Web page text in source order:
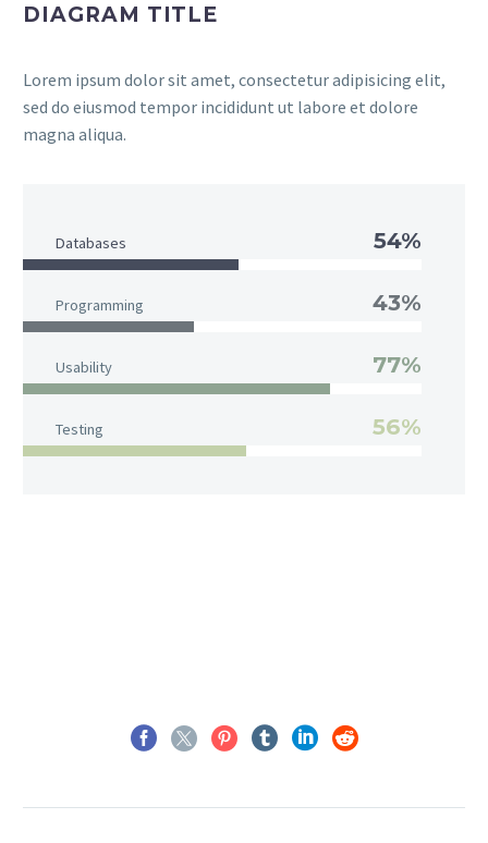
DIAGRAM TITLE
Lorem ipsum dolor sit amet, consectetur adipisicing elit,
sed do eiusmod tempor incididunt ut labore et dolore
magna aliqua.
Databases 54%
Programming 43%
Usability 77%
Testing 56%